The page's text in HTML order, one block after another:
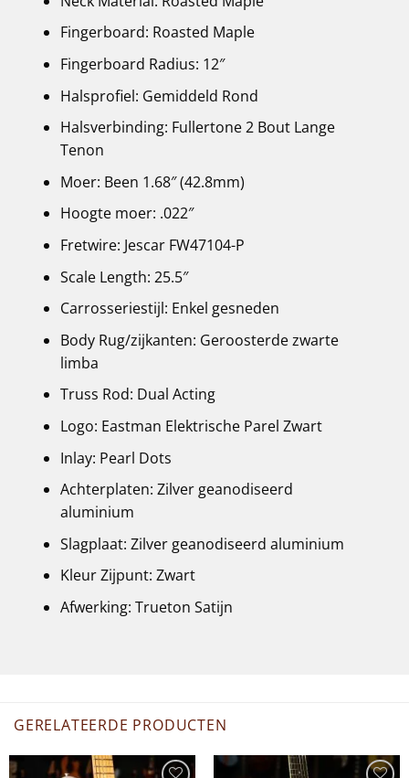
Fingerboard: Roasted Maple
Fingerboard Radius: 12″
Halsprofiel: Gemiddeld Rond
Halsverbinding: Fullertone 2 Bout Lange
Tenon
Moer: Been 1.68″ (42.8mm)
Hoogte moer: .022″
Fretwire: Jescar FW47104-P
Scale Length: 25.5″
Carrosseriestijl: Enkel gesneden
Body Rug/zijkanten: Geroosterde zwarte
limba
Truss Rod: Dual Acting
Logo: Eastman Elektrische Parel Zwart
Inlay: Pearl Dots
Achterplaten: Zilver geanodiseerd
aluminium
Slagplaat: Zilver geanodiseerd aluminium
Kleur Zijpunt: Zwart
Afwerking: Trueton Satijn
GERELATEERDE PRODUCTEN